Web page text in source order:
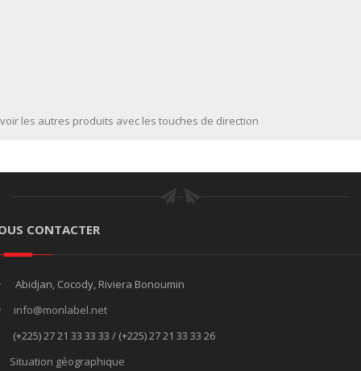
voir les autres produits avec les touches de direction
CONTACTER
Abidjan, Cocody, Riviera Bonoumin
info@monlabel.net
(+225) 27 21 33 33 33 / (+225) 27 21 33 33 26
Situation géographique